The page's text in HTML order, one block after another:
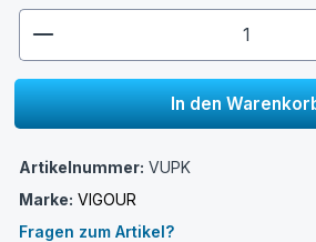
In den
Artikelnummer: VUPK
Marke: VIGOUR
Fragen zum Artikel?